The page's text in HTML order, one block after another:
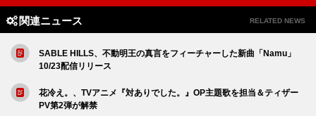
関連ニュース RELATED NEWS
SABLE HILLS、不動明王の真言をフィーチャーした新曲「Namu」
10/23配信リリース
花冷え。、TVアニメ『対ありでした。』OP主題歌を担当＆ティザー
PV第2弾が解禁